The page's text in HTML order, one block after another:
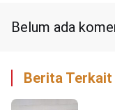
Belum ada
Berita Terkait